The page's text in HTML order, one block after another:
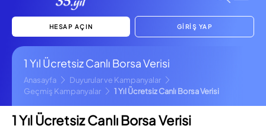
HESAP AÇIN GİRİŞ YAP
1 Yıl Ücretsiz Canlı Borsa Verisi
Anasayfa
Duyurular ve Kampanyalar
Geçmiş Kampanyalar
1 Yıl Ücretsiz Canlı Borsa Verisi
1 Yıl Ücretsiz Canlı Borsa Verisi